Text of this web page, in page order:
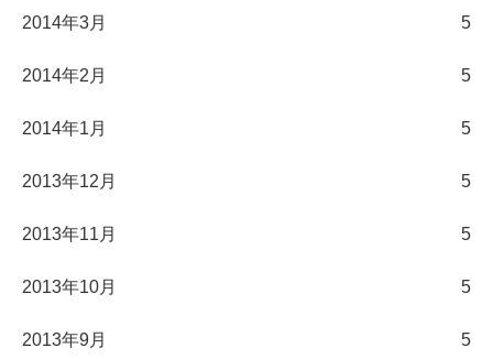
2014年3月 5
2014年2月 5
2014年1月 5
2013年12月 5
2013年11月 5
2013年10月 5
2013年9月 5